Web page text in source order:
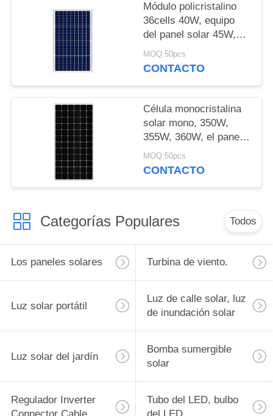
Módulo policristalino
36cells 40W, equipo
del panel solar 45W,
pequeño uso solar del
sistema casero, marco
MOQ:50pcs
CONTACTO
Célula monocristalina
solar mono, 350W,
355W, 360W, el panel
fotovoltaico solar,
marco de aluminio
MOQ:50pcs
CONTACTO
Categorías Populares Todos
Los paneles solares Turbina de viento.
Luz solar portátil
Luz de calle solar, luz
de inundación solar
Luz solar del jardín
Bomba sumergible
solar
Regulador Inverter
Tubo del LED, bulbo